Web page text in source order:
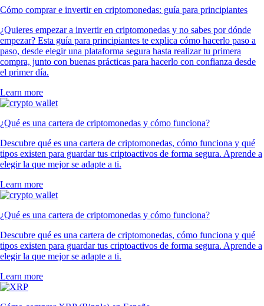
Cómo comprar e invertir en criptomonedas: guía para principiantes
¿Quieres empezar a invertir en criptomonedas y no sabes por dónde
empezar? Esta guía para principiantes te explica cómo hacerlo paso a
paso, desde elegir una plataforma segura hasta realizar tu primera
compra, junto con buenas prácticas para hacerlo con confianza desde
el primer día.
Learn more
¿Qué es una cartera de criptomonedas y cómo funciona?
Descubre qué es una cartera de criptomonedas, cómo funciona y qué
tipos existen para guardar tus criptoactivos de forma segura. Aprende a
elegir la que mejor se adapte a ti.
Learn more
¿Qué es una cartera de criptomonedas y cómo funciona?
Descubre qué es una cartera de criptomonedas, cómo funciona y qué
tipos existen para guardar tus criptoactivos de forma segura. Aprende a
elegir la que mejor se adapte a ti.
Learn more